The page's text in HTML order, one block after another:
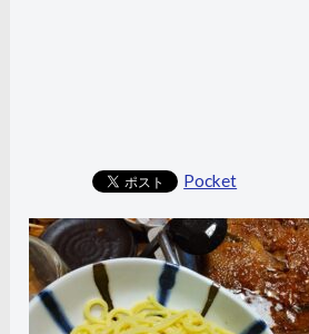
Pocket